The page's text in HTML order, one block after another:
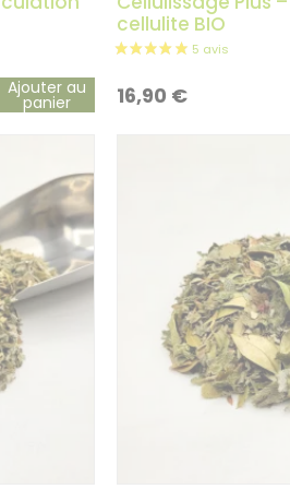
Ajouter au
panier
cellulite BIO
16,90 €